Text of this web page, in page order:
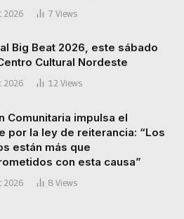
2026 7 Views
Big Beat 2026, este sábado
Cultural Nordeste
2026 12 Views
Comunitaria impulsa el
por la ley de reiterancia: “Los
están más que
con esta causa”
2026 8 Views